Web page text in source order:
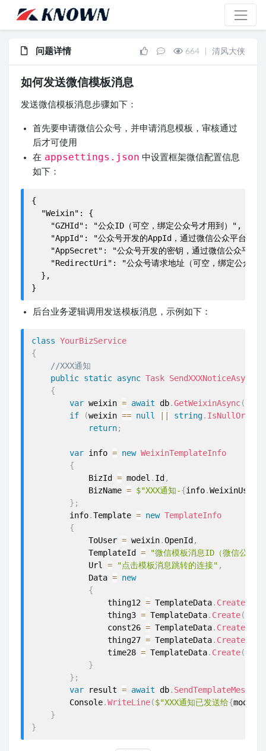
问题详情 664 清风大侠
如何发送微信模板消息
发送微信模板消息步骤如下：
首先要申请微信公众号，并申请消息模板，审核通过
后才可使用
在 appsettings.json 中设置框架微信配置信息
如下：
{
  "Weixin": {
    "GZHId": "公众ID（可空，绑定公众号才用到）",
"AppId": "公众号开发的AppId，通过微信公众平台获取
"AppSecret": "公众号开发的密钥，通过微信公众平台
"RedirectUri": "公众号请求地址（可空，绑定公众号
  },
后台业务逻辑调用发送模板消息，示例如下：
class YourBizService
{
//XXX通知
public static async Task SendXXXNoticeAsync
{
var weixin = await db.GetWeixinAsync(
if
(weixin == null || string.
return;
var info = new WeixinTemplateInfo
{
            BizId
= model . Id,
            BizName
= $"XXX通知-{info.WeixinUser
} ;
        info
.Template = new TemplateInfo
{
            ToUser
= weixin.OpenId,
            TemplateId
=
"微信模板消息ID（微信公众
            Url
= "点击模板消息跳转的连接" ,
            Data
= new
{
                thing12
= TemplateData. Create(
                thing3
= TemplateData. Create(
                const26
= TemplateData. Create(
                thing27
= TemplateData. Create(
                time28
= TemplateData. Create(
}
} ;
var result = await db.
        Console
.WriteLine($"XXX通知已发送给{model
}
}